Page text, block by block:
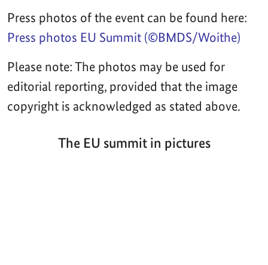
Press photos of the event can be found here:
Press photos EU Summit (©BMDS/Woithe)
Please note: The photos may be used for
editorial reporting, provided that the image
copyright is acknowledged as stated above.
The EU summit in pictures